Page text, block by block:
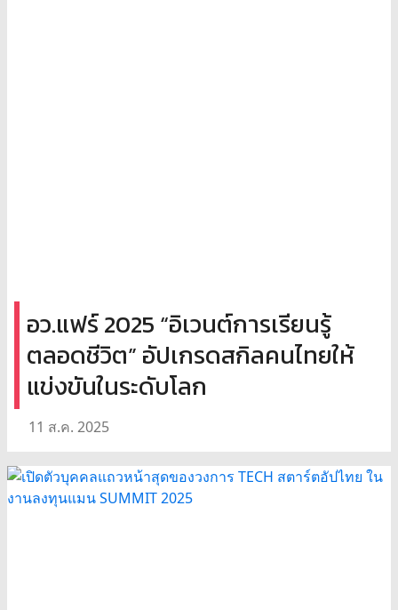
อว.แฟร์ 2025 “อิเวนต์การเรียนรู้
ตลอดชีวิต” อัปเกรดสกิลคนไทยให้
แข่งขันในระดับโลก
11 ส.ค. 2025